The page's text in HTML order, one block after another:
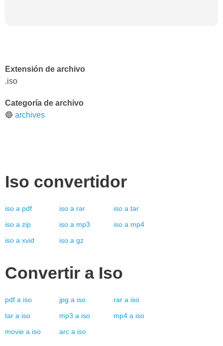
Extensión de archivo
.iso
Categoría de archivo
🔵 archives
Iso convertidor
iso a pdf iso a rar iso a tar
iso a zip iso a mp3 iso a mp4
iso a xvid iso a gz
Convertir a Iso
pdf a iso jpg a iso rar a iso
tar a iso mp3 a iso mp4 a iso
movie a iso arc a iso